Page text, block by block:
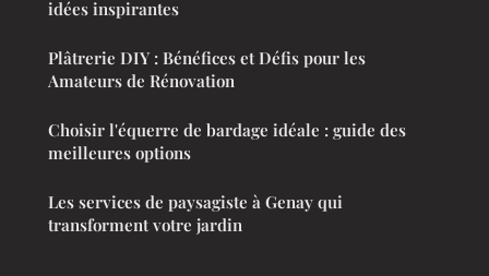
idées inspirantes
Plâtrerie DIY : Bénéfices et Défis pour les
Amateurs de Rénovation
Choisir l'équerre de bardage idéale : guide des
meilleures options
Les services de paysagiste à Genay qui
transforment votre jardin